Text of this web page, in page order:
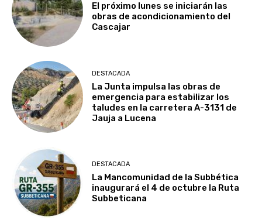
El próximo lunes se iniciarán las
obras de acondicionamiento del
Cascajar
DESTACADA
La Junta impulsa las obras de
emergencia para estabilizar los
taludes en la carretera A-3131 de
Jauja a Lucena
DESTACADA
La Mancomunidad de la Subbética
inaugurará el 4 de octubre la Ruta
Subbeticana